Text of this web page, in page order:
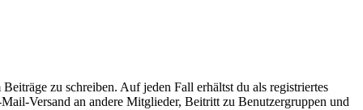
zu schreiben. Auf jeden Fall erhältst du als registriertes
Versand an andere Mitglieder, Beitritt zu Benutzergruppen und